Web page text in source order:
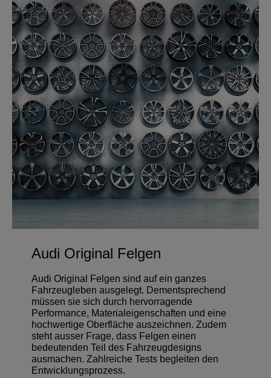
Audi Original Felgen
Audi Original Felgen sind auf ein ganzes
Fahrzeugleben ausgelegt. Dementsprechend
müssen sie sich durch hervorragende
Performance, Materialeigenschaften und eine
hochwertige Oberfläche auszeichnen. Zudem
steht ausser Frage, dass Felgen einen
bedeutenden Teil des Fahrzeugdesigns
ausmachen. Zahlreiche Tests begleiten den
Entwicklungsprozess.